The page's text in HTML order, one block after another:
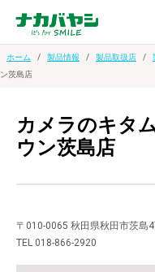
ホーム 製品情報 製品取扱店
ン茨島店
カメラのキタ
ウン茨島店
〒010-0065 秋田県秋田市茨島
TEL 018-866-2920